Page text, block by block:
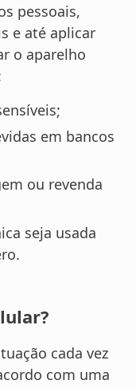
pessoais,
e até aplicar
o aparelho
em bancos
ou revenda
seja usada
cada vez
com uma